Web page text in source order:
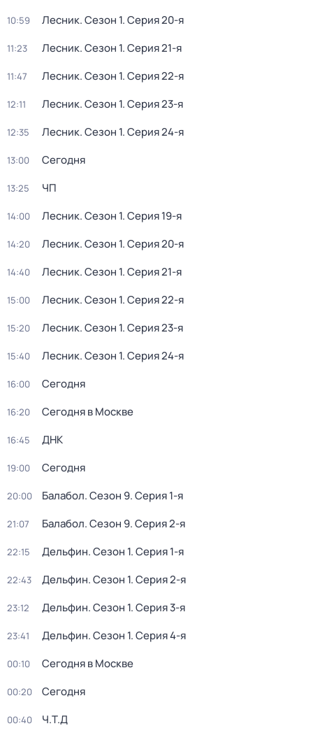
10:59 Лесник. Сезон 1. Серия 20-я
11:23 Лесник. Сезон 1. Серия 21-я
11:47 Лесник. Сезон 1. Серия 22-я
12:11 Лесник. Сезон 1. Серия 23-я
12:35 Лесник. Сезон 1. Серия 24-я
13:00 Сегодня
13:25 ЧП
14:00 Лесник. Сезон 1. Серия 19-я
14:20 Лесник. Сезон 1. Серия 20-я
14:40 Лесник. Сезон 1. Серия 21-я
15:00 Лесник. Сезон 1. Серия 22-я
15:20 Лесник. Сезон 1. Серия 23-я
15:40 Лесник. Сезон 1. Серия 24-я
16:00 Сегодня
16:20 Сегодня в Москве
16:45 ДНК
19:00 Сегодня
20:00 Балабол. Сезон 9. Серия 1-я
21:07 Балабол. Сезон 9. Серия 2-я
22:15 Дельфин. Сезон 1. Серия 1-я
22:43 Дельфин. Сезон 1. Серия 2-я
23:12 Дельфин. Сезон 1. Серия 3-я
23:41 Дельфин. Сезон 1. Серия 4-я
00:10 Сегодня в Москве
00:20 Сегодня
00:40 Ч.T.Д